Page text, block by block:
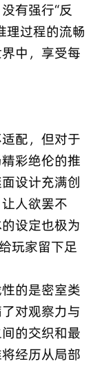
有强行“反
理过程的流畅
中，享受每
配，但对于
彩绝伦的推
设计充满创
人欲罢不
设定也极为
玩家留下足
的是密室类
对观察力与
的交织和最
经历从局部